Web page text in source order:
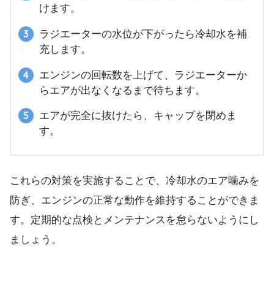
けます。
ラジエーターの水位が下がったら冷却水を補
充します。
エンジンの回転数を上げて、ラジエーターか
らエアが出なくなるまで待ちます。
エアが完全に抜けたら、キャップを閉めま
す。
これらの対策を実施することで、冷却水のエア噛みを
防ぎ、エンジンの正常な動作を維持することができま
す。定期的な点検とメンテナンスを怠らないようにし
ましょう。